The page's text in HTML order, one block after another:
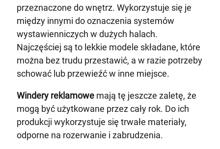
przeznaczone do wnętrz. Wykorzystuje się je
między innymi do oznaczenia systemów
wystawienniczych w dużych halach.
Najczęściej są to lekkie modele składane, które
można bez trudu przestawić, a w razie potrzeby
schować lub przewieźć w inne miejsce.
Windery reklamowemają tę jeszcze zaletę, że
mogą być użytkowane przez cały rok. Do ich
produkcji wykorzystuje się trwałe materiały,
odporne na rozerwanie i zabrudzenia.